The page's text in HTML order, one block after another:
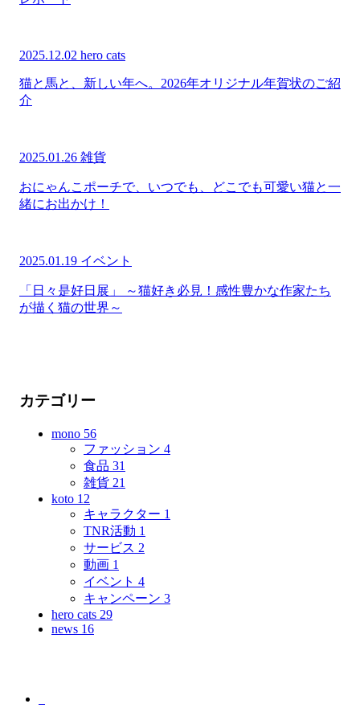
2025.12.02 hero cats
猫と馬と、新しい年へ。2026年オリジナル年賀状のご紹
介
2025.01.26 雑貨
おにゃんこポーチで、いつでも、どこでも可愛い猫と一
緒にお出かけ！
2025.01.19 イベント
「日々是好日展」 ～猫好き必見！感性豊かな作家たち
が描く猫の世界～
カテゴリー
mono 56
ファッション 4
食品 31
雑貨 21
koto 12
キャラクター 1
TNR活動 1
サービス 2
動画 1
イベント 4
キャンペーン 3
hero cats 29
news 16